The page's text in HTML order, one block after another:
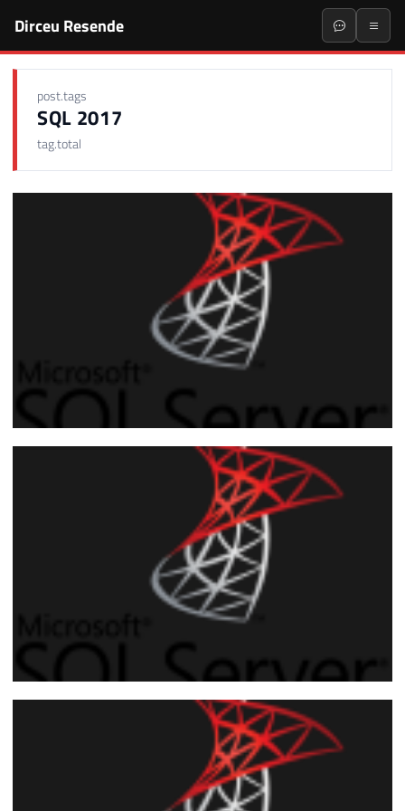
Dirceu Resende
post.tags
SQL 2017
tag.total
SQL Server - Como fazer uma integração
do banco de dados com o Slack e enviar
mensagens utilizando Python e
sp_execute_external_script
8 min de leitura
SQL Server 2017 - Como pausar o rebuild
de um índice utilizando o recurso
Resumable Online Index Rebuilds
7 min de leitura